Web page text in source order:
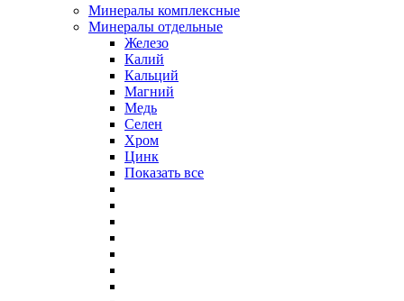
Минералы комплексные
Минералы отдельные
Железо
Калий
Кальций
Магний
Медь
Селен
Хром
Цинк
Показать все